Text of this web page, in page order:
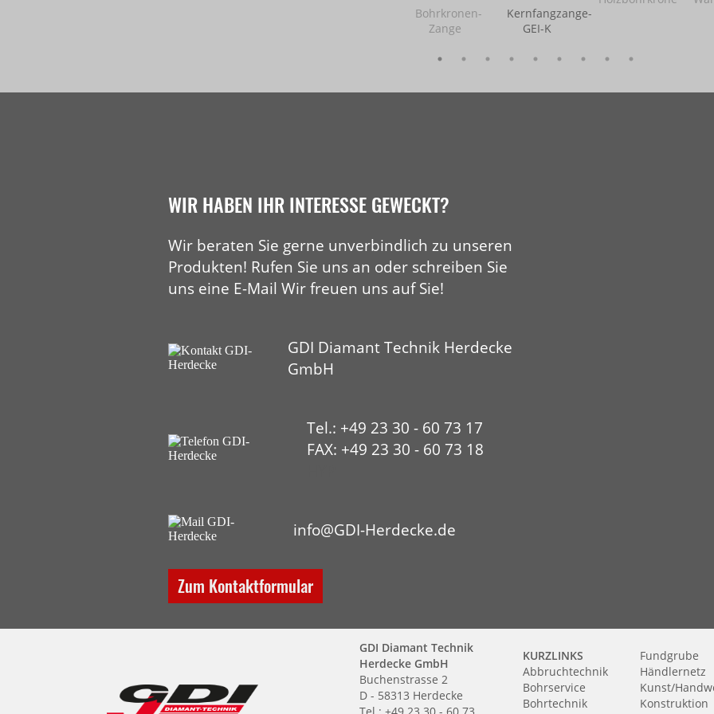
Bohrkronen-
Zange
Kernfangzange-
GEI-K
WIR HABEN IHR INTERESSE GEWECKT?
Wir beraten Sie gerne unverbindlich zu unseren
Produkten! Rufen Sie uns an oder schreiben Sie
uns eine E-Mail Wir freuen uns auf Sie!
GDI Diamant Technik Herdecke
GmbH
Tel.: +49 23 30 - 60 73 17
FAX: +49 23 30 - 60 73 18
info@GDI-Herdecke.de
Zum Kontaktformular
GDI Diamant Technik
Herdecke GmbH
Buchenstrasse 2
D - 58313 Herdecke
KURZLINKS
Abbruchtechnik
Bohrservice
Bohrtechnik
Fundgrube
Händlernetz
Kunst/
Konstruktion